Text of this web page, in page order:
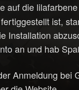
auf die
ist,
Installation
an und hab
Anmeldung bei